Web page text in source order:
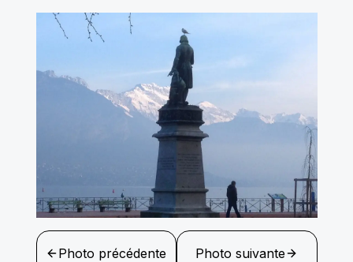
Photo précédente Photo suivante